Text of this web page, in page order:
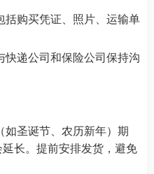
括购买凭证、照片、运输单
递公司和保险公司保持沟
如圣诞节、农历新年）期
长。提前安排发货，避免